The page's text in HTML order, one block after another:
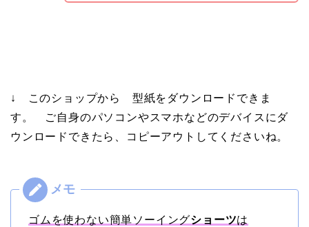
↓ このショップから 型紙をダウンロードできま
す。 ご自身のパソコンやスマホなどのデバイスにダ
ウンロードできたら、コピーアウトしてくださいね。
ゴムを使わない簡単ソーイングショーツは